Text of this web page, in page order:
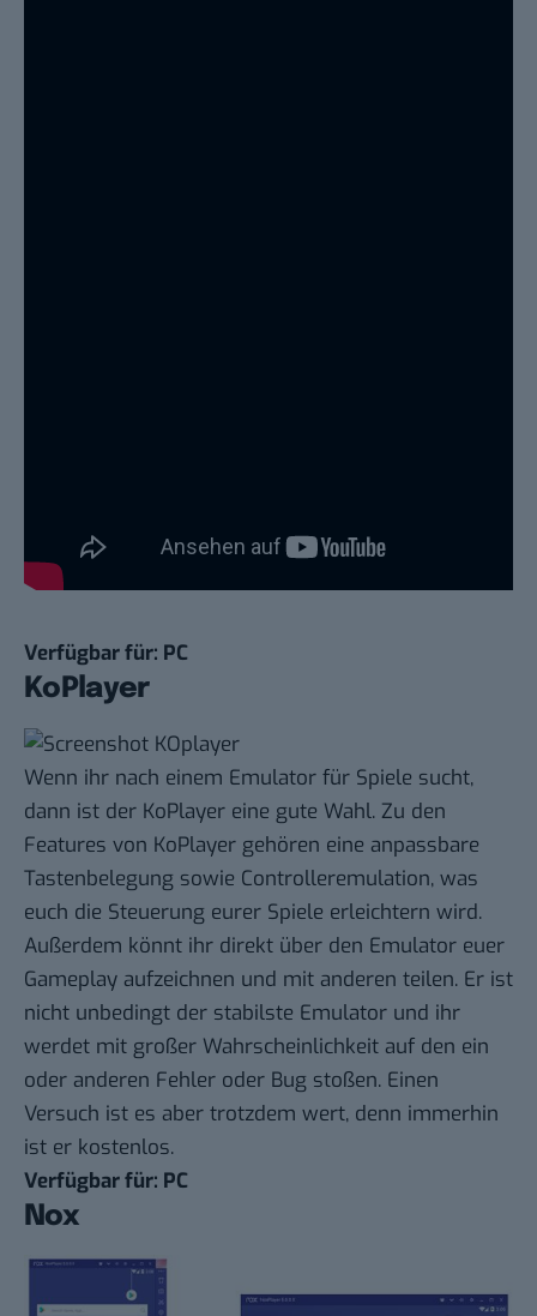
Verfügbar für: PC
KoPlayer
Wenn ihr nach einem Emulator für Spiele sucht,
dann ist der KoPlayer eine gute Wahl. Zu den
Features von KoPlayer gehören eine anpassbare
Tastenbelegung sowie Controlleremulation, was
euch die Steuerung eurer Spiele erleichtern wird.
Außerdem könnt ihr direkt über den Emulator euer
Gameplay aufzeichnen und mit anderen teilen. Er ist
nicht unbedingt der stabilste Emulator und ihr
werdet mit großer Wahrscheinlichkeit auf den ein
oder anderen Fehler oder Bug stoßen. Einen
Versuch ist es aber trotzdem wert, denn immerhin
ist er kostenlos.
Verfügbar für: PC
Nox